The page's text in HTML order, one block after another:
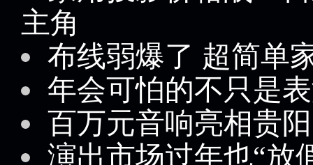
主角
布线弱爆了 超简单
年会可怕的不只是
百万元音响亮相贵阳
演出市场过年也“放